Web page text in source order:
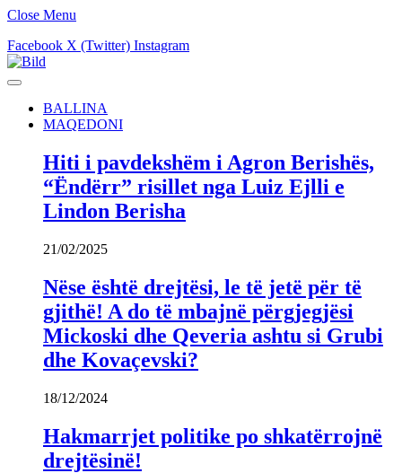
Close Menu
Facebook X (Twitter) Instagram
BALLINA
MAQEDONI
Hiti i pavdekshëm i Agron Berishës,
“Ëndërr” risillet nga Luiz Ejlli e
Lindon Berisha
21/02/2025
Nëse është drejtësi, le të jetë për të
gjithë! A do të mbajnë përgjegjësi
Mickoski dhe Qeveria ashtu si Grubi
dhe Kovaçevski?
18/12/2024
Hakmarrjet politike po shkatërrojnë
drejtësinë!